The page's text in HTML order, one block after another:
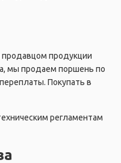
продукции
мы продаем поршень по
Покупать в
регламентам